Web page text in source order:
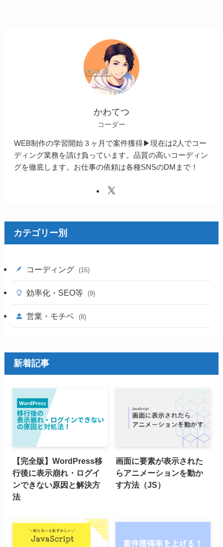
かわてつ
コーダー
WEB制作の学習開始３ヶ月で案件獲得▶︎現在は2人でコー
ディング業務を請け負っています。品質の高いコーディン
グを徹底します。お仕事の依頼は各種SNSのDMまで！
カテゴリー別
コーディング (16)
効率化・SEO等 (9)
営業・モチベ (8)
新着記事
【完全版】WordPress移
行後に表示崩れ・ログイ
ンできない原因と解決方
法
画面に要素が表示された
らアニメーションを動か
す方法（JS）